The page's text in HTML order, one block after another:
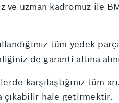
ve uzman kadromuz ile
tüm yedek
de garanti altına
karşılaştığınız tüm
çıkabilir hale getirmektir.